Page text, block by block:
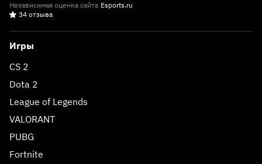
Независимая оценка сайта Esports.ru
34 отзыва
Игры
CS 2
Dota 2
League of Legends
VALORANT
PUBG
Fortnite